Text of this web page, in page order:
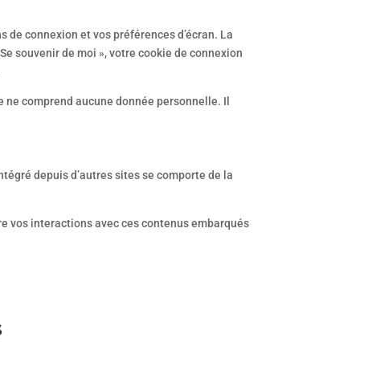
connexion et vos préférences d’écran. La
souvenir de moi », votre cookie de connexion
comprend aucune donnée personnelle. Il
depuis d’autres sites se comporte de la
vos interactions avec ces contenus embarqués